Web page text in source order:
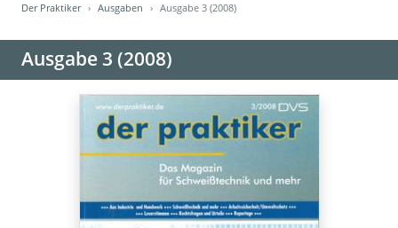
Der Praktiker Ausgaben Ausgabe 3 (2008)
Ausgabe 3 (2008)